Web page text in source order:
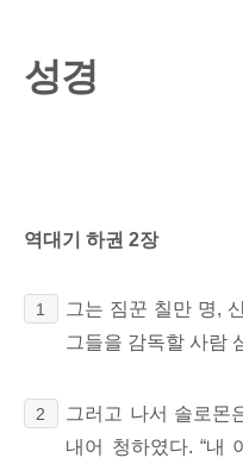
성경
역대기 하권 2장
1
그는 짐꾼 칠만 명,
그들을 감독할 사람
2 그러고 나서 솔로몬
내어 청하였다. “내